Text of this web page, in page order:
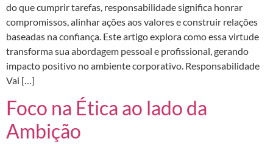
do que cumprir tarefas, responsabilidade significa honrar
compromissos, alinhar ações aos valores e construir relações
baseadas na confiança. Este artigo explora como essa virtude
transforma sua abordagem pessoal e profissional, gerando
impacto positivo no ambiente corporativo. Responsabilidade
Vai […]
Foco na Ética ao lado da
Ambição